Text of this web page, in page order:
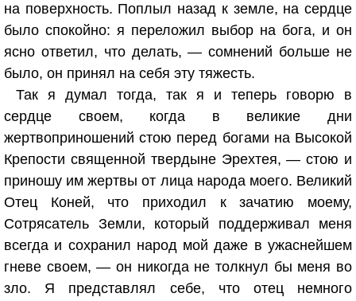
на поверхность. Поплыл назад к земле, на сердце
было спокойно: я переложил выбор на бога, и он
ясно ответил, что делать, — сомнений больше не
было, он принял на себя эту тяжесть.
Так я думал тогда, так я и теперь говорю в
сердце своем, когда в великие дни
жертвоприношений стою перед богами на Высокой
Крепости священной твердыне Эрехтея, — стою и
приношу им жертвы от лица народа моего. Великий
Отец Коней, что приходил к зачатию моему,
Сотрясатель Земли, который поддерживал меня
всегда и сохранил народ мой даже в ужаснейшем
гневе своем, — он никогда не толкнул бы меня во
зло. Я представлял себе, что отец немного